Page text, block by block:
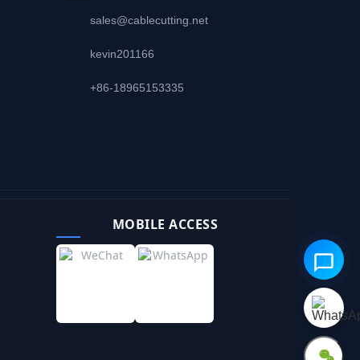
sales@cablecutting.net
kevin201166
+86-18965153335
MOBILE ACCESS